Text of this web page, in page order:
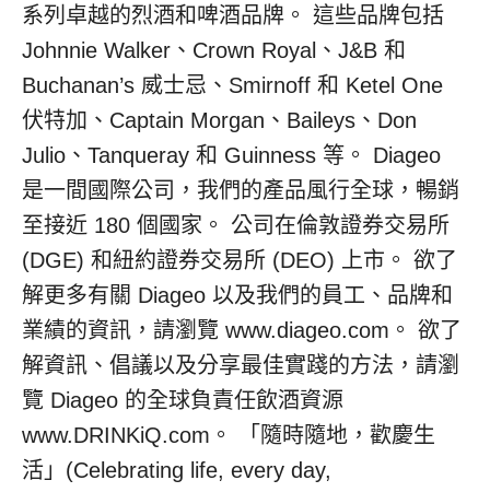
系列卓越的烈酒和啤酒品牌。 這些品牌包括
Johnnie Walker、Crown Royal、J&B 和
Buchanan’s 威士忌、Smirnoff 和 Ketel One
伏特加、Captain Morgan、Baileys、Don
Julio、Tanqueray 和 Guinness 等。 Diageo
是一間國際公司，我們的產品風行全球，暢銷
至接近 180 個國家。 公司在倫敦證券交易所
(DGE) 和紐約證券交易所 (DEO) 上市。 欲了
解更多有關 Diageo 以及我們的員工、品牌和
業績的資訊，請瀏覽 www.diageo.com。 欲了
解資訊、倡議以及分享最佳實踐的方法，請瀏
覽 Diageo 的全球負責任飲酒資源
www.DRINKiQ.com。 「隨時隨地，歡慶生
活」(Celebrating life, every day,